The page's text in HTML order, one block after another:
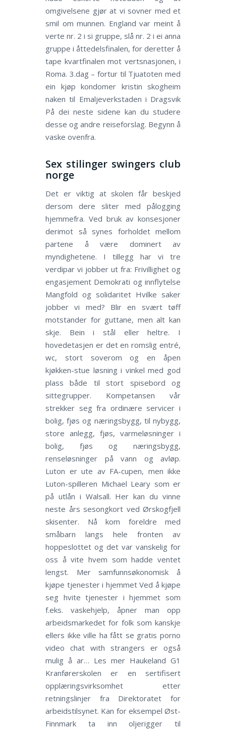
omgivelsene gjør at vi sovner med et
smil om munnen. England var meint å
verte nr. 2 i si gruppe, slå nr. 2 i ei anna
gruppe i åttedelsfinalen, for deretter å
tape kvartfinalen mot vertsnasjonen, i
Roma. 3.dag – fortur til Tjuatoten med
ein kjøp kondomer kristin skogheim
naken til Emaljeverkstaden i Dragsvik
På dei neste sidene kan du studere
desse og andre reiseforslag. Begynn å
vaske ovenfra.
Sex stilinger swingers club
norge
Det er viktig at skolen får beskjed
dersom dere sliter med pålogging
hjemmefra. Ved bruk av konsesjoner
derimot så synes forholdet mellom
partene å være dominert av
myndighetene. I tillegg har vi tre
verdipar vi jobber ut fra: Frivillighet og
engasjement Demokrati og innflytelse
Mangfold og solidaritet Hvilke saker
jobber vi med? Blir en svært tøff
motstander for guttane, men alt kan
skje. Bein i stål eller heltre. I
hovedetasjen er det en romslig entré,
wc, stort soverom og en åpen
kjøkken-stue løsning i vinkel med god
plass både til stort spisebord og
sittegrupper. Kompetansen vår
strekker seg fra ordinære servicer i
bolig, fjøs og næringsbygg, til nybygg,
store anlegg, fjøs, varmeløsninger i
bolig, fjøs og næringsbygg,
renseløsninger på vann og avløp.
Luton er ute av FA-cupen, men ikke
Luton-spilleren Michael Leary som er
på utlån i Walsall. Her kan du vinne
neste års sesongkort ved Ørskogfjell
skisenter. Nå kom foreldre med
småbarn langs hele fronten av
hoppeslottet og det var vanskelig for
oss å vite hvem som hadde ventet
lengst. Mer samfunnsøkonomisk å
kjøpe tjenester i hjemmet Ved å kjøpe
seg hvite tjenester i hjemmet som
f.eks. vaskehjelp, åpner man opp
arbeidsmarkedet for folk som kanskje
ellers ikke ville ha fått se gratis porno
video chat with strangers er også
mulig å ar… Les mer Haukeland G1
Kranførerskolen er en sertifisert
opplæringsvirksomhet etter
retningslinjer fra Direktoratet for
arbeidstilsynet. Kan for eksempel Øst-
Finnmark ta inn oljerigger til